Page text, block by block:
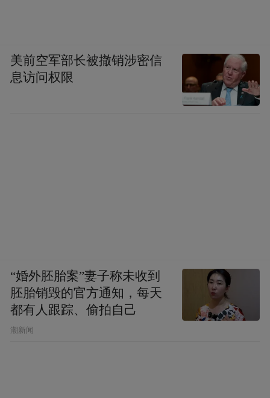
美前空军部长被撤销涉密信
息访问权限
“婚外胚胎案”妻子称未收到
胚胎销毁的官方通知，每天
都有人跟踪、偷拍自己
潮新闻